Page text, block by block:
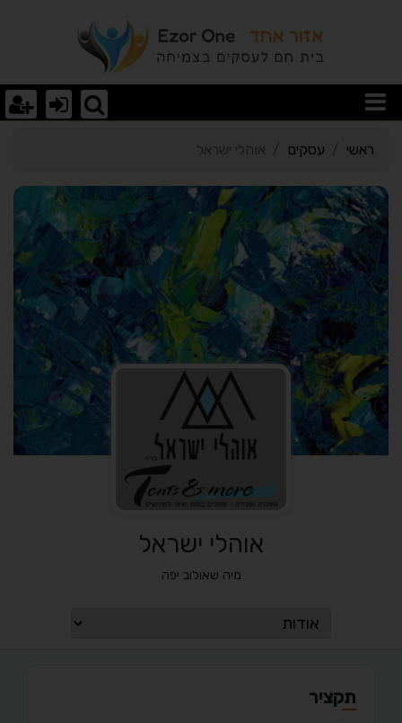
פרטי כרטיס העסק אוהלי
ראשי עסקים אוהלי ישראל
אוהלי ישראל
מיה שאולוב יפה
תקציר